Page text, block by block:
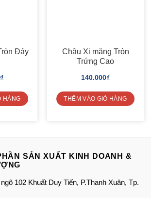
Đáy
₫
HÀNG
Chậu Xi măng Tròn
Trứng Cao
140.000₫
THÊM VÀO GIỎ HÀNG
SẢN XUẤT KINH DOANH &
102 Khuất Duy Tiến, P.Thanh Xuân, Tp.